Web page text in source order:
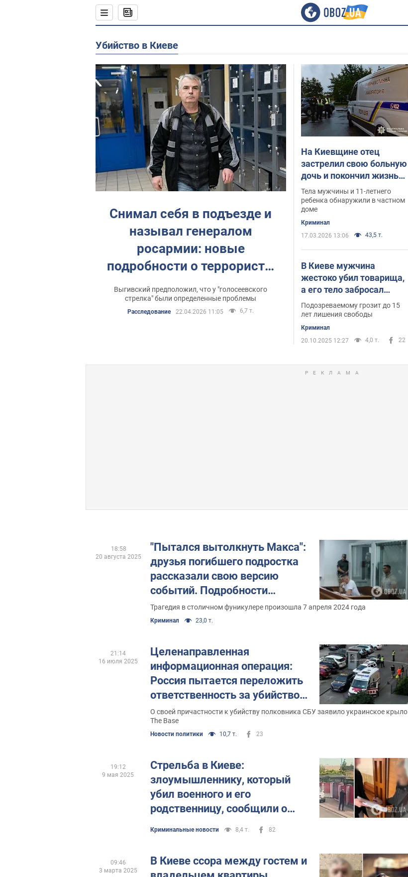
Убийство в Киеве
Снимал себя в подъезде и
называл генералом
росармии: новые
подробности о террористе,
который убил семь
человек в Киеве
Выгивский предположил, что у "голосеевского
стрелка" были определенные проблемы
Расследование 22.04.2026 11:05 6,7 т.
На Киевщине отец
застрелил свою больную
дочь и покончил жизнь
самоубийством: в
полиции сообщили
подробности. Фото
Тела мужчины и 11-летнего
ребенка обнаружили в частном
доме
Криминал
17.03.2026 13:06
43,5 т.
В Киеве мужчина
жестоко убил товарища,
а его тело забросал
опавшими листьями.
Подробности и фото
Подозреваемому грозит до 15
лет лишения свободы
Криминал
20.10.2025 12:27
4,0 т. 22
"Пытался вытолкнуть Макса":
друзья погибшего подростка
рассказали свою версию
событий. Подробности
заседания
Трагедия в столичном фуникулере произошла 7 апреля 2024 года
Криминал 23,0 т.
18:58
20 августа 2025
Целенаправленная
информационная операция:
Россия пытается переложить
ответственность за убийство
Воронича на других – ЦПД
О своей причастности к убийству полковника СБУ заявило украинское крыло
The Base
Новости политики 10,7 т. 23
21:14
16 июля 2025
Стрельба в Киеве:
злоумышленнику, который
убил военного и его
родственницу, сообщили о
Криминальные новости 8,4 т. 82
19:12
9 мая 2025
В Киеве ссора между гостем и
09:46
3 марта 2025